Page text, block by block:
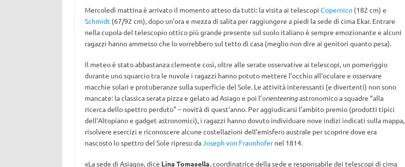
Mercoledì mattina è arrivato il momento atteso da tutti: la visita ai telescopi Copernico(182 cm) e
Schmidt (67/92 cm), dopo un’ora e mezza di salita per raggiungere a piedi la sede di cima Ekar. Entrare
nella cupola del telescopio ottico più grande presente sul suolo italiano è sempre emozionante e alcuni
ragazzi hanno ammesso che lo vorrebbero sul tetto di casa (meglio non dire ai genitori quanto pesa).
Il meteo è stato abbastanza clemente così, oltre alle serate osservative ai telescopi, un pomeriggio
durante uno squarcio tra le nuvole i ragazzi hanno potuto mettere l’occhio all’oculare e osservare
macchie solari e protuberanze sulla superficie del Sole. Le attività interessanti (e divertenti) non sono
mancate: la classica serata pizza e gelato ad Asiago e poi l’orienteeringastronomico a squadre “alla
ricerca dello spettro perduto” – novità di quest’anno. Per aggiudicarsi l’ambito premio (prodotti tipici
dell’Altopiano e gadget astronomici), i ragazzi hanno dovuto individuare nove indizi indicati sulla mappa,
risolvere esercizi e riconoscere alcune costellazioni dell’emisfero australe per scoprire dove era
nascosto lo spettro del Sole ripreso daJoseph von Fraunhofernel 1814.
«La sede di Asiago», dice Lina Tomasella, coordinatrice della sede e responsabile dei telescopi di cima